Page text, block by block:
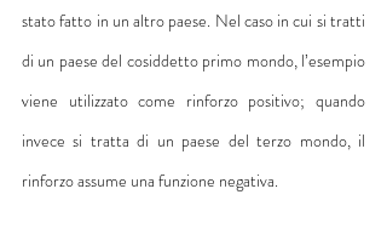
stato fatto in un altro paese. Nel caso in cui si tratti
di un paese del cosiddetto primo mondo, l’esempio
viene utilizzato come rinforzo positivo; quando
invece si tratta di un paese del terzo mondo, il
rinforzo assume una funzione negativa.